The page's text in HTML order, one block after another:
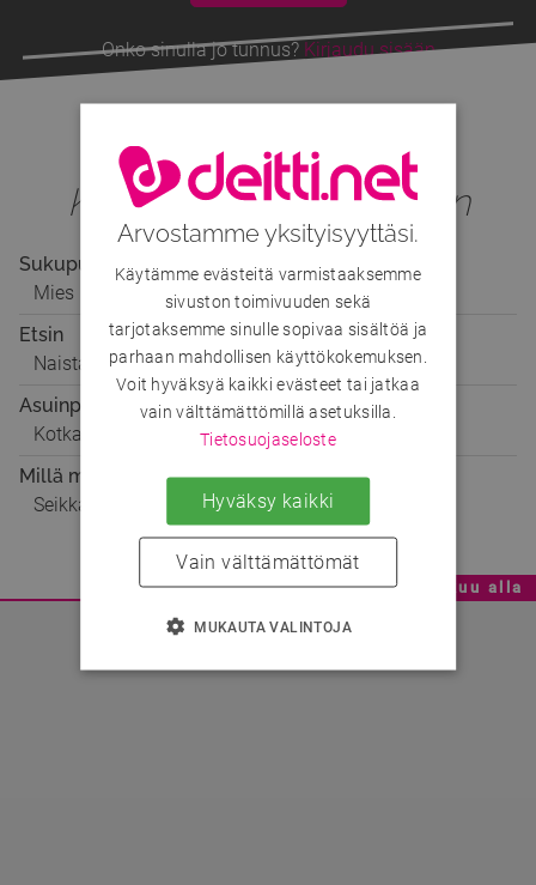
Onko sinulla jo tunnus? Kirjaudu sisään
Köyden toiseen päähän
Sukupuoli
Mies
Etsin
Naista
Asuinpaikka
Kotka
Millä mielellä
Seikkailuun, Ystäväksi
Mainoskatko - Sisältö jatkuu alla
Arvostamme yksityisyyttäsi.
Käytämme evästeitä varmistaaksemme
sivuston toimivuuden sekä
tarjotaksemme sinulle sopivaa sisältöä ja
parhaan mahdollisen käyttökokemuksen.
Voit hyväksyä kaikki evästeet tai jatkaa
vain välttämättömillä asetuksilla.
Tietosuojaseloste
Hyväksy kaikki
Vain välttämättömät
MUKAUTA VALINTOJA